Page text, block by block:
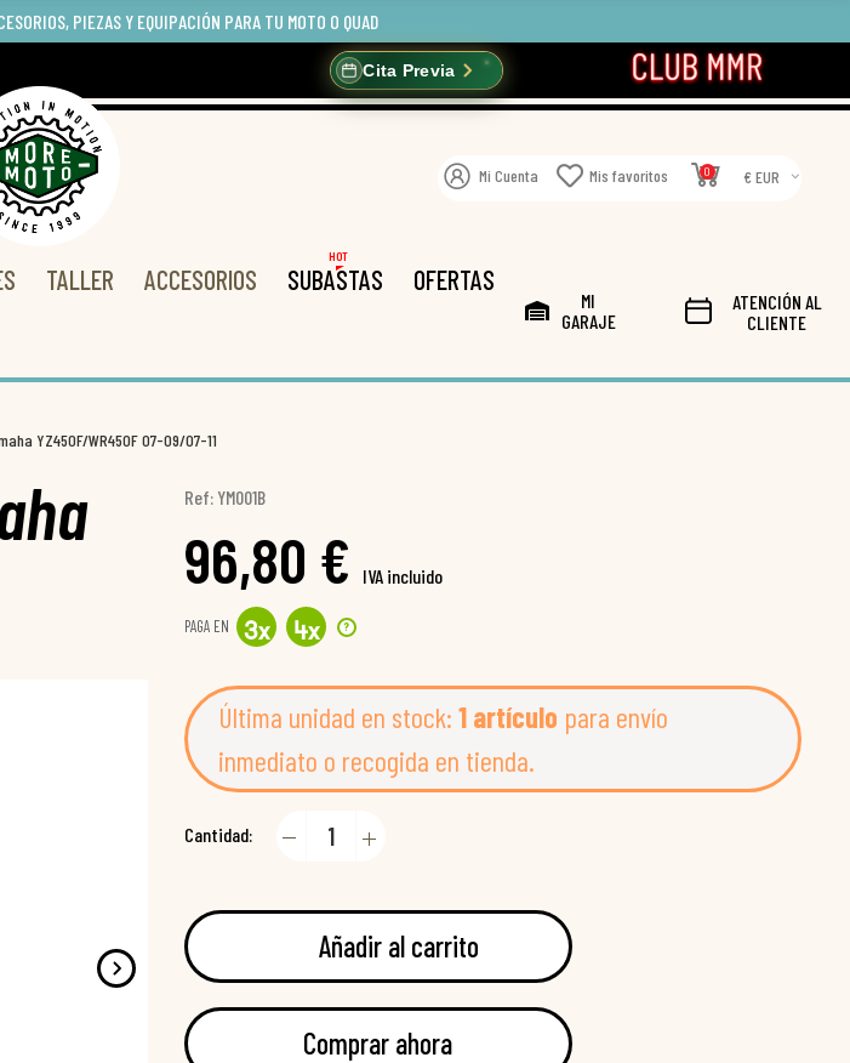
PIEZAS Y EQUIPACIÓN PARA TU MOTO O QUAD
Cita Previa
Mi Cuenta Mis favoritos 0 € EUR
TALLER ACCESORIOS SUBASTAS
HOT
OFERTAS
MI
GARAJE
ATENCIÓN AL
CLIENTE
YZ450F/WR450F 07-09/07-11
Ref: YM001B
96,80 € IVA incluido
PAGA EN 3x 4x ?
Última unidad en stock: 1 artículo para envío
inmediato o recogida en tienda.
Cantidad:
Añadir al carrito
Comprar ahora